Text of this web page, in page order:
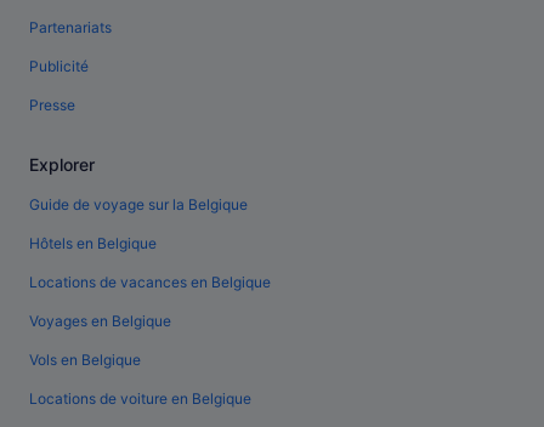
Partenariats
Publicité
Presse
Explorer
Guide de voyage sur la Belgique
Hôtels en Belgique
Locations de vacances en Belgique
Voyages en Belgique
Vols en Belgique
Locations de voiture en Belgique